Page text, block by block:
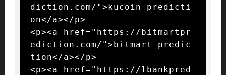
diction.com/">kucoin predicti
on</a></p>
<p><a href="https://bitmartpr
ediction.com/">bitmart predic
tion</a></p>
<p><a href="https://lbankpred